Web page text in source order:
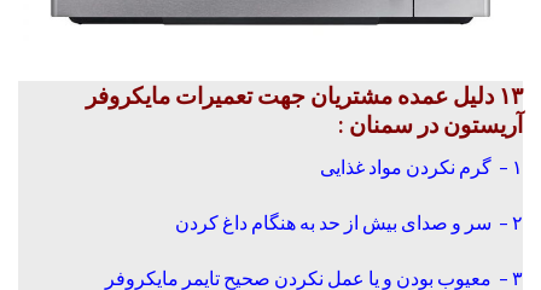
۱۳ دلیل عمده مشتریان جهت تعمیرات مایکروفر
آریستون در سمنان :
۱ – گرم نکردن مواد غذایی
۲ – سر و صدای بیش از حد به هنگام داغ کردن
۳ – معیوب بودن و یا عمل نکردن صحیح تایمر مایکروفر